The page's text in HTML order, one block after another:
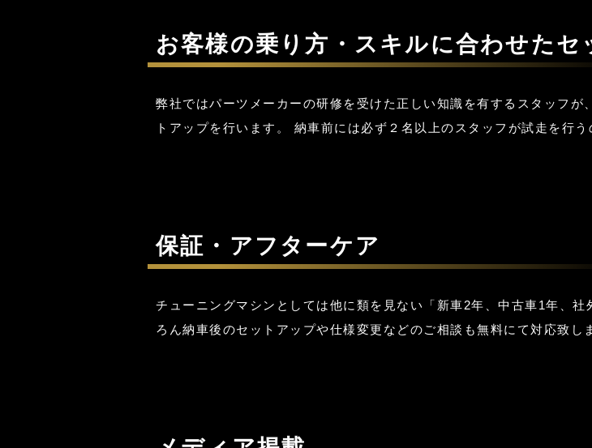
お客様の乗り方・スキルに合わせたセ
弊社ではパーツメーカーの研修を受けた正しい知識を有するスタッフ
トアップを行います。 納車前には必ず２名以上のスタッフが試走を行う
保証・アフターケア
チューニングマシンとしては他に類を見ない「新車2年、中古車1年、
ろん納車後のセットアップや仕様変更などのご相談も無料にて対応致し